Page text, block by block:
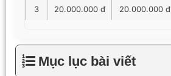
3 20.000.000 đ 20.000.000 đ
Mục lục bài viết